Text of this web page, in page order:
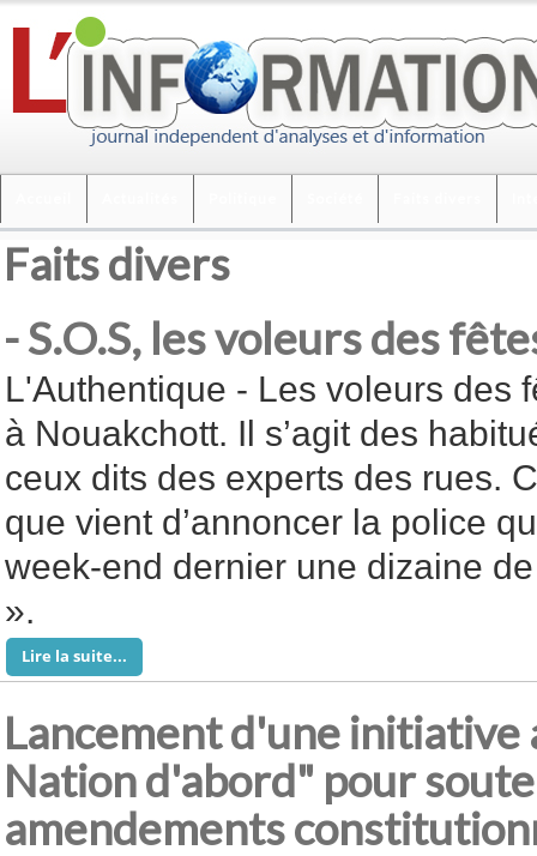
Faits divers
- S.O.S, les voleurs des
L'Authentique - Les voleurs des
à Nouakchott. Il s’agit des
ceux dits des experts des rues.
que vient d’annoncer la police
week-end dernier une dizaine
».
Lire la suite...
Lancement d'une initiative
Nation d'abord" pour
amendements